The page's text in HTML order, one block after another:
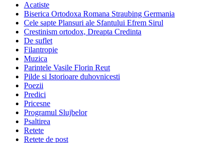
Acatiste
Biserica Ortodoxa Romana Straubing Germania
Cele sapte Plansuri ale Sfantului Efrem Sirul
Crestinism ortodox, Dreapta Credinta
De suflet
Filantropie
Muzica
Parintele Vasile Florin Reut
Pilde si Istorioare duhovnicesti
Poezii
Predici
Pricesne
Programul Slujbelor
Psaltirea
Retete
Retete de post